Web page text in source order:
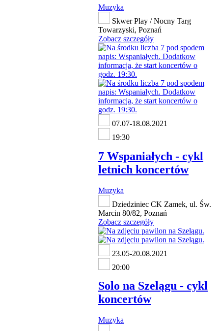
Muzyka
Skwer Play / Nocny Targ
Towarzyski, Poznań
Zobacz szczegóły
07.07-18.08.2021
19:30
7 Wspaniałych - cykl
letnich koncertów
Muzyka
Dziedziniec CK Zamek, ul. Św.
Marcin 80/82, Poznań
Zobacz szczegóły
23.05-20.08.2021
20:00
Solo na Szelągu - cykl
koncertów
Muzyka